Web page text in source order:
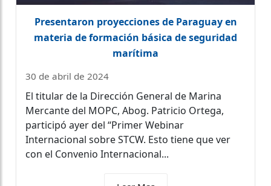
Presentaron proyecciones de Paraguay en
materia de formación básica de seguridad
marítima
30 de abril de 2024
El titular de la Dirección General de Marina
Mercante del MOPC, Abog. Patricio Ortega,
participó ayer del “Primer Webinar
Internacional sobre STCW. Esto tiene que ver
con el Convenio Internacional...